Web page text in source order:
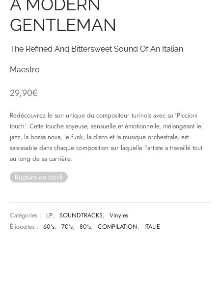
GENTLEMAN
The Refined And Bittersweet Sound Of An Italian
Maestro
29,90€
Redécouvrez le son unique du compositeur turinois avec sa ‘Piccioni
touch‘. Cette touche soyeuse, sensuelle et émotionnelle, mélangeant le
jazz, la bossa nova, le funk, la disco et la musique orchestrale, est
saisissable dans chaque composition sur laquelle l’artiste a travaillé tout
au long de sa carrière.
Rupture de stock
Catégories : LP, SOUNDTRACKS,
Vinyles
Étiquettes :
60's, 70's, 80's, COMPILATION, ITALIE
HIP-HOP
MUSIQUES IMPROVISEES
CLASSIQUE
DAY 2025